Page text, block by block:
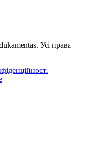
Усі права